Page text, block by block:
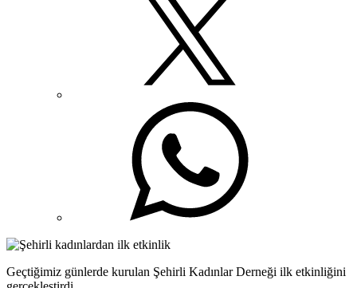
Geçtiğimiz günlerde kurulan Şehirli Kadınlar Derneği ilk etkinliğini